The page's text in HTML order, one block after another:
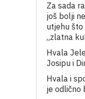
Za sada
još bolji
utjehu što
„zlatna
Hvala
Josipu i
Hvala i
je odlično